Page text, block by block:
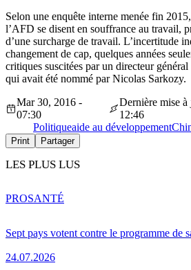
Selon une enquête interne menée fin
l’AFD se disent en souffrance au travail,
d’une surcharge de travail. L’incertitude
changement de cap, quelques années
critiques suscitées par un directeur
qui avait été nommé par Nicolas Sarkozy.
Mar 30, 2016 -
07:30
Dernière mise
12:46
Politiqueaide au développement
Print Partager
LES PLUS LUS
Sept pays votent contre le programme de
24.07.2026
PROSANTÉ